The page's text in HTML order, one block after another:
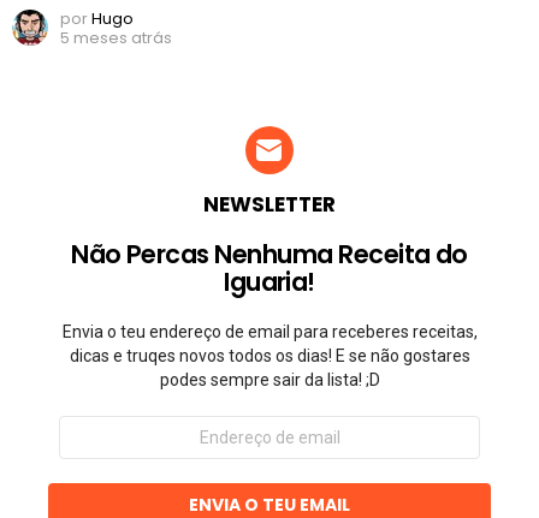
porHugo
5 meses atrás
NEWSLETTER
Não Percas Nenhuma Receita do
Iguaria!
Envia o teu endereço de email para receberes receitas,
dicas e truqes novos todos os dias! E se não gostares
podes sempre sair da lista! ;D
Endereço
email
ENVIA O TEU EMAIL